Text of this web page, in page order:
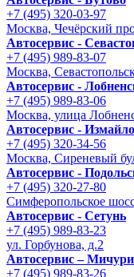
+7 (495) 320-03-97
Москва, Чечёрский
Автосервис -
+7 (495) 989-83-07
Москва,
Автосервис -
+7 (495) 989-83-06
Москва, улица
Автосервис -
+7 (495) 320-34-56
Москва, Сиреневый
Автосервис -
+7 (495) 320-27-80
Симферопольское
Автосервис - Сетунь
+7 (495) 989-83-23
ул. Горбунова, д.2
Автосервис –
+7 (495) 989-83-26